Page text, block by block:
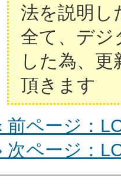
法を説明し
全て、デジ
した為、
頂きます
前ページ：
次ページ：